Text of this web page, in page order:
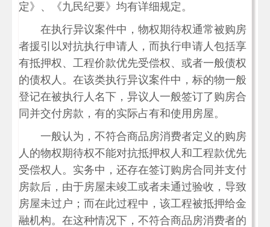
定》、《九民纪要》均有详细规定。
在执行异议案件中，物权期待权通常被购房
者援引以对抗执行申请人，而执行申请人包括享
有抵押权、工程价款优先受偿权、或者一般债权
的债权人。在该类执行异议案件中，标的物一般
登记在被执行人名下，异议人一般签订了购房合
同并交付房款，有的实际占有和使用房屋。
一般认为，不符合商品房消费者定义的购房
人的物权期待权不能对抗抵押权人和工程款优先
受偿权人。实务中，还存在签订购房合同并支付
房款后，由于房屋未竣工或者未通过验收，导致
房屋未过户；而在此过程中，该工程被抵押给金
融机构。在这种情况下，不符合商品房消费者的